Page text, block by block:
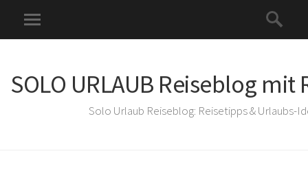
SOLO URLAUB Reiseblog mit
Solo Urlaub Reiseblog: Reisetipps & Urlaubs-